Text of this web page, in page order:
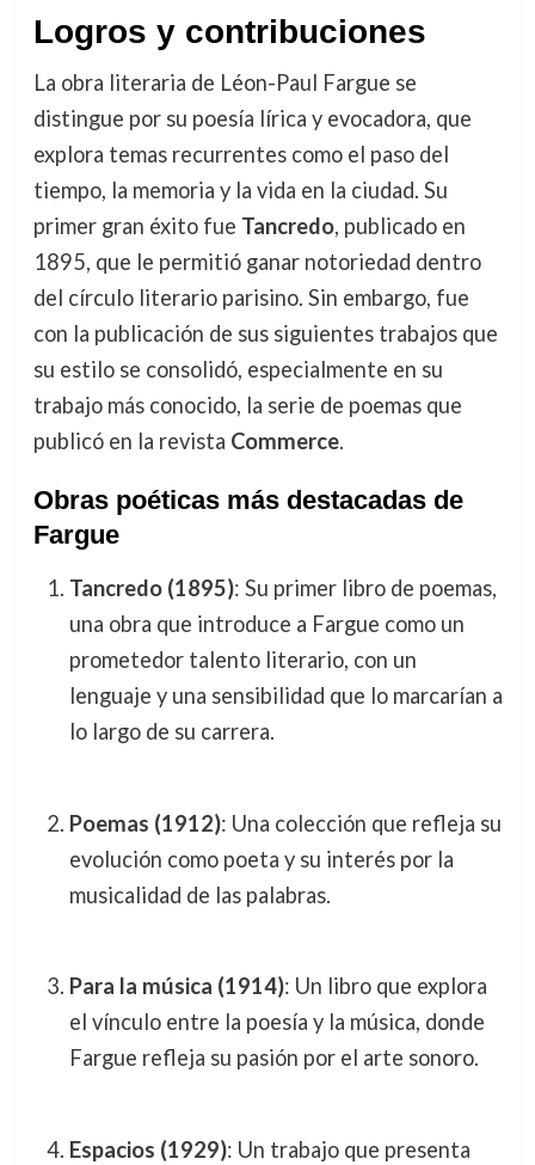
Logros y contribuciones
La obra literaria de Léon-Paul Fargue se
distingue por su poesía lírica y evocadora, que
explora temas recurrentes como el paso del
tiempo, la memoria y la vida en la ciudad. Su
primer gran éxito fue Tancredo, publicado en
1895, que le permitió ganar notoriedad dentro
del círculo literario parisino. Sin embargo, fue
con la publicación de sus siguientes trabajos que
su estilo se consolidó, especialmente en su
trabajo más conocido, la serie de poemas que
publicó en la revista Commerce.
Obras poéticas más destacadas de
Fargue
Tancredo (1895): Su primer libro de poemas,
una obra que introduce a Fargue como un
prometedor talento literario, con un
lenguaje y una sensibilidad que lo marcarían a
lo largo de su carrera.
Poemas (1912): Una colección que refleja su
evolución como poeta y su interés por la
musicalidad de las palabras.
Para la música (1914): Un libro que explora
el vínculo entre la poesía y la música, donde
Fargue refleja su pasión por el arte sonoro.
Espacios (1929): Un trabajo que presenta